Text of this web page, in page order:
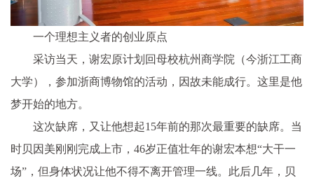
一个理想主义者的创业原点
采访当天，谢宏原计划回母校杭州商学院（今浙江工商
大学），参加浙商博物馆的活动，因故未能成行。这里是他
梦开始的地方。
这次缺席，又让他想起15年前的那次最重要的缺席。当
时贝因美刚刚完成上市，46岁正值壮年的谢宏本想“大干一
场”，但身体状况让他不得不离开管理一线。此后几年，贝